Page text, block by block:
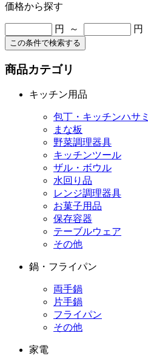
価格から探す
円 ～ 円
この条件で検索する
商品カテゴリ
キッチン用品
包丁・キッチンハサミ
まな板
野菜調理器具
キッチンツール
ザル・ボウル
水回り品
レンジ調理器具
お菓子用品
保存容器
テーブルウェア
その他
鍋・フライパン
両手鍋
片手鍋
フライパン
その他
家電